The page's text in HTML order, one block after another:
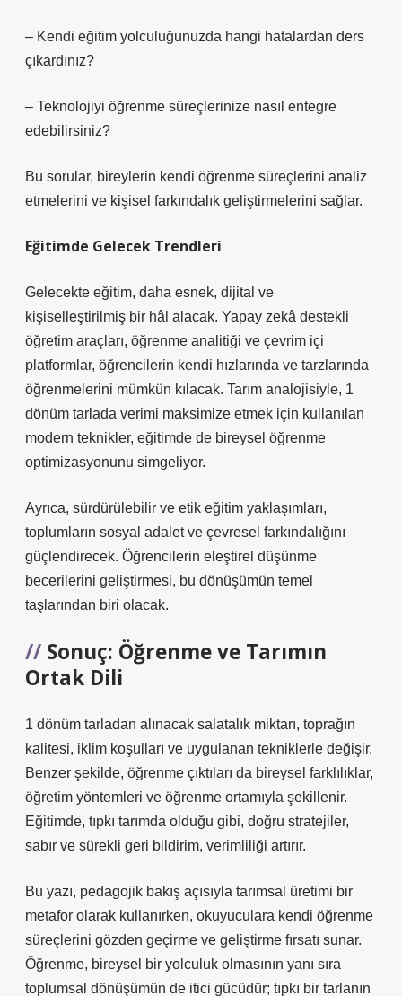
– Kendi eğitim yolculuğunuzda hangi hatalardan ders
çıkardınız?
– Teknolojiyi öğrenme süreçlerinize nasıl entegre
edebilirsiniz?
Bu sorular, bireylerin kendi öğrenme süreçlerini analiz
etmelerini ve kişisel farkındalık geliştirmelerini sağlar.
Eğitimde Gelecek Trendleri
Gelecekte eğitim, daha esnek, dijital ve
kişiselleştirilmiş bir hâl alacak. Yapay zekâ destekli
öğretim araçları, öğrenme analitiği ve çevrim içi
platformlar, öğrencilerin kendi hızlarında ve tarzlarında
öğrenmelerini mümkün kılacak. Tarım analojisiyle, 1
dönüm tarlada verimi maksimize etmek için kullanılan
modern teknikler, eğitimde de bireysel öğrenme
optimizasyonunu simgeliyor.
Ayrıca, sürdürülebilir ve etik eğitim yaklaşımları,
toplumların sosyal adalet ve çevresel farkındalığını
güçlendirecek. Öğrencilerin eleştirel düşünme
becerilerini geliştirmesi, bu dönüşümün temel
taşlarından biri olacak.
Sonuç: Öğrenme ve Tarımın
Ortak Dili
1 dönüm tarladan alınacak salatalık miktarı, toprağın
kalitesi, iklim koşulları ve uygulanan tekniklerle değişir.
Benzer şekilde, öğrenme çıktıları da bireysel farklılıklar,
öğretim yöntemleri ve öğrenme ortamıyla şekillenir.
Eğitimde, tıpkı tarımda olduğu gibi, doğru stratejiler,
sabır ve sürekli geri bildirim, verimliliği artırır.
Bu yazı, pedagojik bakış açısıyla tarımsal üretimi bir
metafor olarak kullanırken, okuyuculara kendi öğrenme
süreçlerini gözden geçirme ve geliştirme fırsatı sunar.
Öğrenme, bireysel bir yolculuk olmasının yanı sıra
toplumsal dönüşümün de itici gücüdür; tıpkı bir tarlanın